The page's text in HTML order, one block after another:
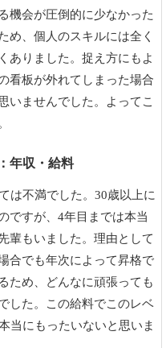
機会が圧倒的に少なかった
め、個人のスキルには全く
ありました。捉え方にもよ
看板が外れてしまった場合
いませんでした。よってこ
年収・給料
は不満でした。30歳以上に
ですが、4年目までは本当
輩もいました。理由として
合でも年次によって昇格で
ため、どんなに頑張っても
した。この給料でこのレベ
当にもったいないと思いま